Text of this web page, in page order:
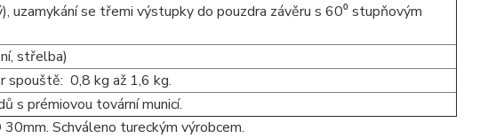
uzamykání se třemi výstupky do pouzdra závěru s 60⁰ stupňovým
střelba)
spouště: 0,8 kg až 1,6 kg.
s prémiovou tovární municí.
Schváleno tureckým výrobcem.